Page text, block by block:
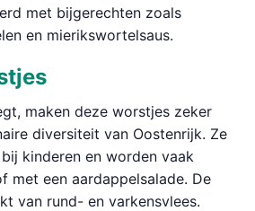
met bijgerechten zoals
en mierikswortelsaus.
maken deze worstjes zeker
diversiteit van Oostenrijk. Ze
kinderen en worden vaak
met een aardappelsalade. De
van rund- en varkensvlees.